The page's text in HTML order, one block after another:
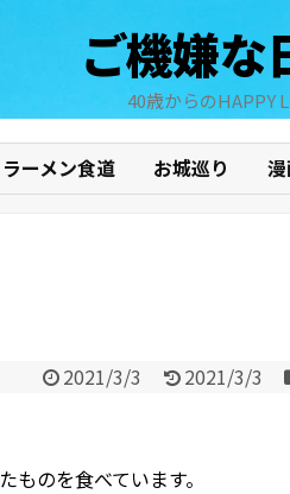
ご機嫌な
40歳からのHAPPY
ラーメン食道 お城巡り
2021/3/3 2021/3/3
のを食べています。